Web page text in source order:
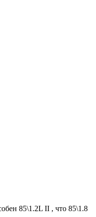
85\1.2L II , что 85\1.8